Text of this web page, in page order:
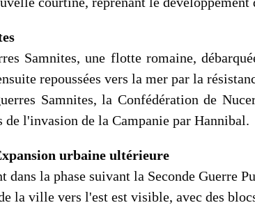
Samnites, une flotte romaine,
repoussées vers la mer par la
Samnites, la Confédération de
l'invasion de la Campanie par Hannibal.
urbaine ultérieure
dans la phase suivant la Seconde Guerre
la ville vers l'est est visible, avec des